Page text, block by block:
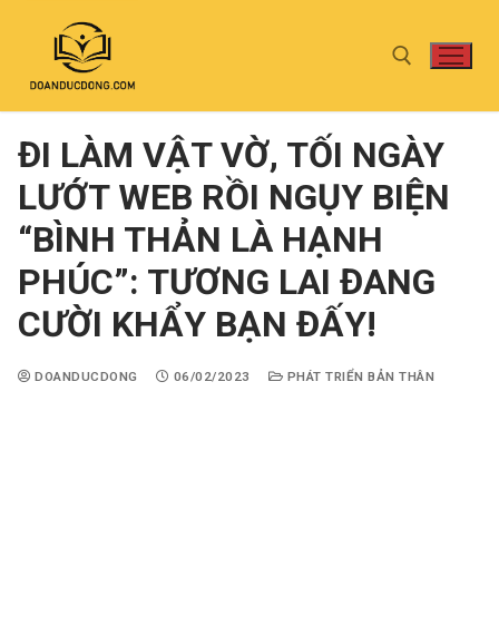
ĐI LÀM VẬT VỜ, TỐI NGÀY
LƯỚT WEB RỒI NGỤY BIỆN
“BÌNH THẢN LÀ HẠNH
PHÚC”: TƯƠNG LAI ĐANG
CƯỜI KHẨY BẠN ĐẤY!
DOANDUCDONG 06/02/2023 PHÁT TRIỂN BẢN THÂN